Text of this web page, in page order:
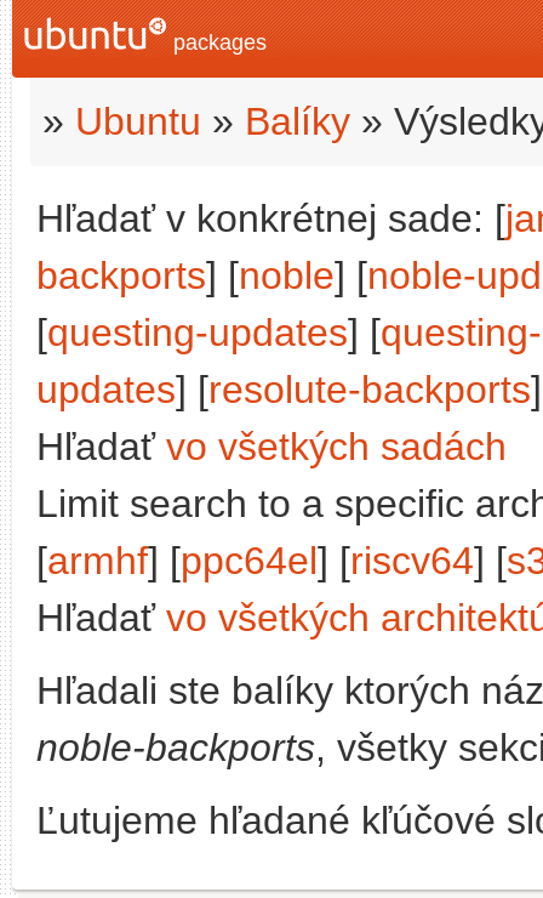
packages
» Ubuntu » Balíky »
Hľadať v konkrétnej sade: [
backports] [noble] [noble-
[questing-updates] [
updates] [resolute-backports
Hľadať vo všetkých sadách
Limit search to a specific
[armhf] [ppc64el] [riscv64] [
Hľadať vo všetkých
Hľadali ste balíky ktorých
noble-backports, všetky
Ľutujeme hľadané kľúčové